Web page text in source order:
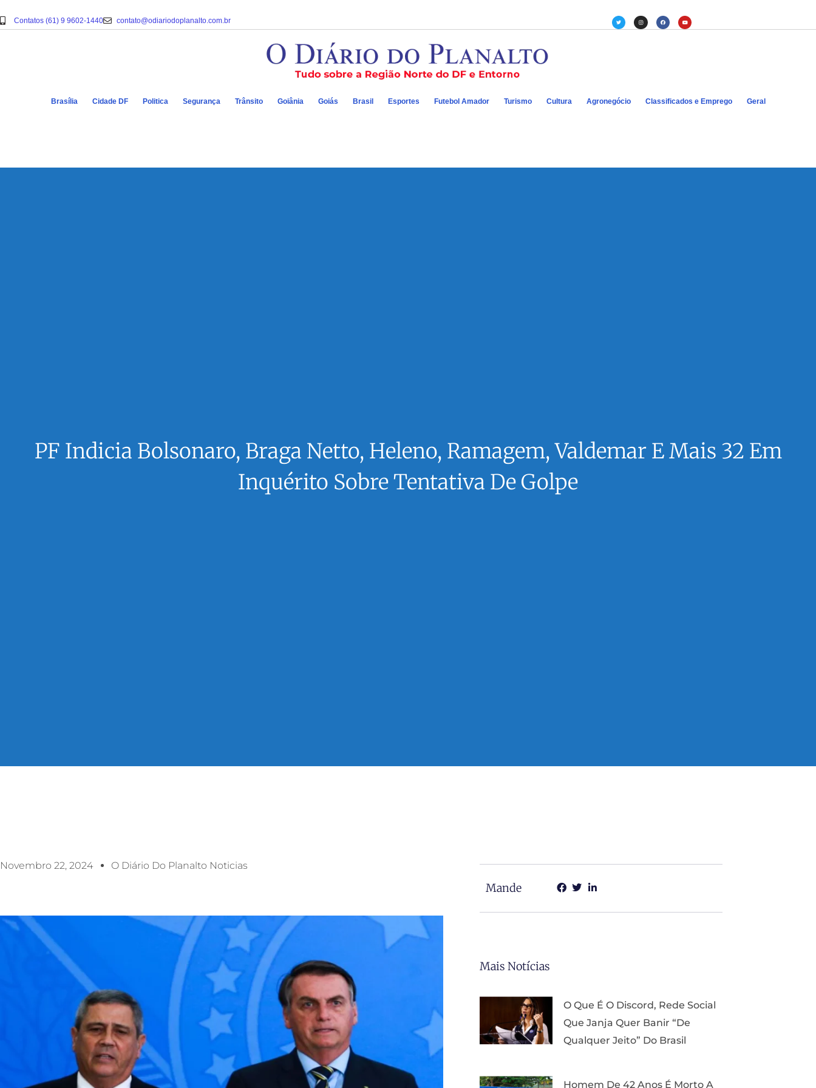
Contatos (61) 9 9602-1440 contato@odiariodoplanalto.com.br
Brasília Cidade DF Politica Segurança Trânsito Goiânia Goiás Brasil Esportes Futebol Amador Turismo Cultura Agronegócio Classificados e Emprego Geral
PF Indicia Bolsonaro, Braga Netto, Heleno, Ramagem, Valdemar E Mais 32 Em
Inquérito Sobre Tentativa De Golpe
Novembro 22, 2024 O Diário Do Planalto Noticias
Mande
Mais Notícias
O Que É O Discord, Rede Social
Que Janja Quer Banir “de
Qualquer Jeito” Do Brasil
Homem De 42 Anos É Morto A